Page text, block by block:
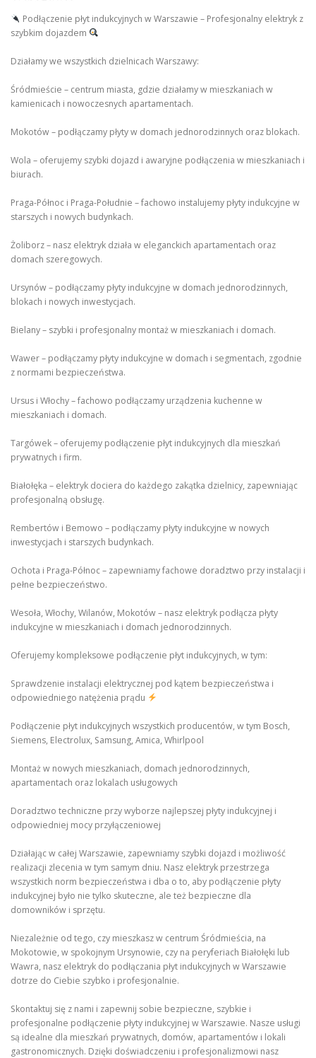
Podłączenie płyt indukcyjnych w Warszawie – Profesjonalny elektryk z
szybkim dojazdem
Działamy we wszystkich dzielnicach Warszawy:
Śródmieście – centrum miasta, gdzie działamy w mieszkaniach w
kamienicach i nowoczesnych apartamentach.
Mokotów – podłączamy płyty w domach jednorodzinnych oraz blokach.
Wola – oferujemy szybki dojazd i awaryjne podłączenia w mieszkaniach i
biurach.
Praga-Północ i Praga-Południe – fachowo instalujemy płyty indukcyjne w
starszych i nowych budynkach.
Żoliborz – nasz elektryk działa w eleganckich apartamentach oraz
domach szeregowych.
Ursynów – podłączamy płyty indukcyjne w domach jednorodzinnych,
blokach i nowych inwestycjach.
Bielany – szybki i profesjonalny montaż w mieszkaniach i domach.
Wawer – podłączamy płyty indukcyjne w domach i segmentach, zgodnie
z normami bezpieczeństwa.
Ursus i Włochy – fachowo podłączamy urządzenia kuchenne w
mieszkaniach i domach.
Targówek – oferujemy podłączenie płyt indukcyjnych dla mieszkań
prywatnych i firm.
Białołęka – elektryk dociera do każdego zakątka dzielnicy, zapewniając
profesjonalną obsługę.
Rembertów i Bemowo – podłączamy płyty indukcyjne w nowych
inwestycjach i starszych budynkach.
Ochota i Praga-Północ – zapewniamy fachowe doradztwo przy instalacji i
pełne bezpieczeństwo.
Wesoła, Włochy, Wilanów, Mokotów – nasz elektryk podłącza płyty
indukcyjne w mieszkaniach i domach jednorodzinnych.
Oferujemy kompleksowe podłączenie płyt indukcyjnych, w tym:
Sprawdzenie instalacji elektrycznej pod kątem bezpieczeństwa i
odpowiedniego natężenia prądu
Podłączenie płyt indukcyjnych wszystkich producentów, w tym Bosch,
Siemens, Electrolux, Samsung, Amica, Whirlpool
Montaż w nowych mieszkaniach, domach jednorodzinnych,
apartamentach oraz lokalach usługowych
Doradztwo techniczne przy wyborze najlepszej płyty indukcyjnej i
odpowiedniej mocy przyłączeniowej
Działając w całej Warszawie, zapewniamy szybki dojazd i możliwość
realizacji zlecenia w tym samym dniu. Nasz elektryk przestrzega
wszystkich norm bezpieczeństwa i dba o to, aby podłączenie płyty
indukcyjnej było nie tylko skuteczne, ale też bezpieczne dla
domowników i sprzętu.
Niezależnie od tego, czy mieszkasz w centrum Śródmieścia, na
Mokotowie, w spokojnym Ursynowie, czy na peryferiach Białołęki lub
Wawra, nasz elektryk do podłączania płyt indukcyjnych w Warszawie
dotrze do Ciebie szybko i profesjonalnie.
Skontaktuj się z nami i zapewnij sobie bezpieczne, szybkie i
profesjonalne podłączenie płyty indukcyjnej w Warszawie. Nasze usługi
są idealne dla mieszkań prywatnych, domów, apartamentów i lokali
gastronomicznych. Dzięki doświadczeniu i profesjonalizmowi nasz